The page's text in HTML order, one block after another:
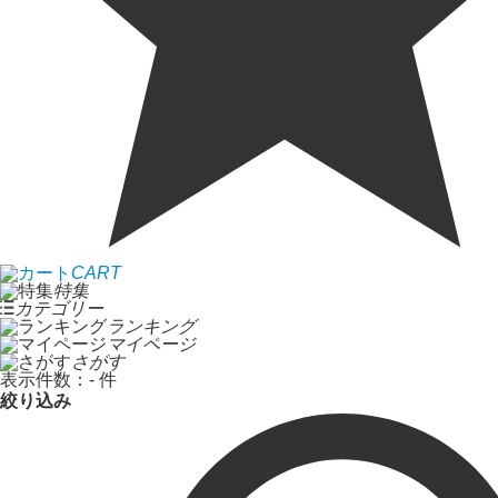
CART
特集
カテゴリー
ランキング
マイページ
さがす
表示件数： - 件
絞り込み